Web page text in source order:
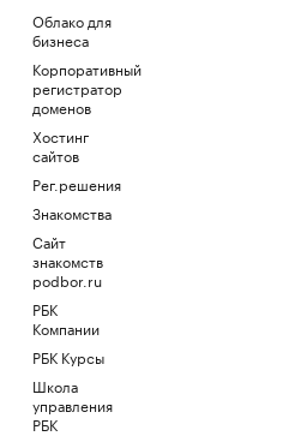
Облако для
бизнеса
Корпоративный
регистратор
доменов
Хостинг
сайтов
Рег.решения
Знакомства
Сайт
знакомств
podbor.ru
РБК
Компании
РБК Курсы
Школа
управления
РБК